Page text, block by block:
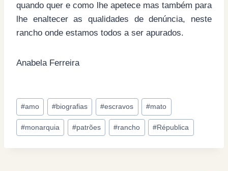
quando quer e como lhe apetece mas também para
lhe enaltecer as qualidades de denúncia, neste
rancho onde estamos todos a ser apurados.
Anabela Ferreira
Post
Tags:
#amo #biografias #escravos #mato
#monarquia #patrões #rancho #Républica